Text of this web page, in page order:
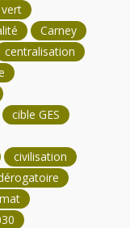
Carney
centralisation
cible GES
civilisation